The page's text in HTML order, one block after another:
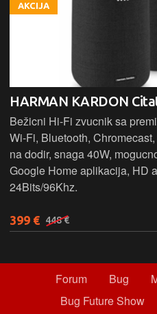
AKCIJA
HARMAN KARDON
Bežicni Hi-Fi zvucnik sa
Wi-Fi, Bluetooth,
na dodir, snaga 40W,
Google Home aplikacija, HD
24Bits/96Khz.
399 € 448 €
Forum Bug
Bug Future Show